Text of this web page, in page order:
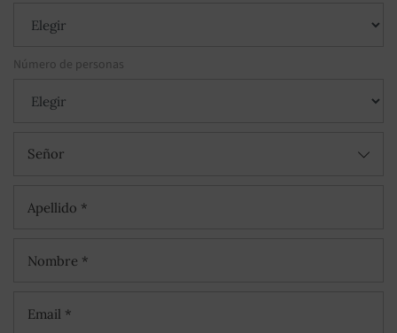
Número de personas
Señor